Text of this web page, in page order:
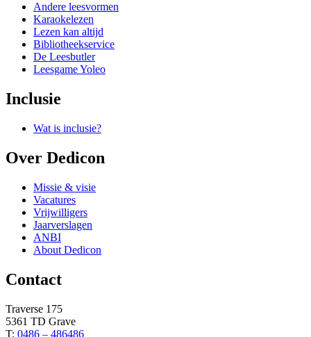
Andere leesvormen
Karaokelezen
Lezen kan altijd
Bibliotheekservice
De Leesbutler
Leesgame Yoleo
Inclusie
Wat is inclusie?
Over Dedicon
Missie & visie
Vacatures
Vrijwilligers
Jaarverslagen
ANBI
About Dedicon
Contact
Traverse 175
5361 TD Grave
T: 0486 – 486486